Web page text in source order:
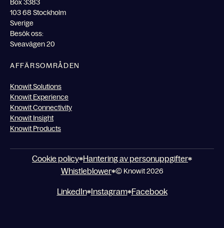
Box 3383
103 68 Stockholm
Sverige
Besök oss:
Sveavägen 20
AFFÄRSOMRÅDEN
Knowit Solutions
Knowit Experience
Knowit Connectivity
Knowit Insight
Knowit Products
Cookie policy Hantering av personuppgifter
Whistleblower © Knowit 2026
LinkedIn Instagram Facebook